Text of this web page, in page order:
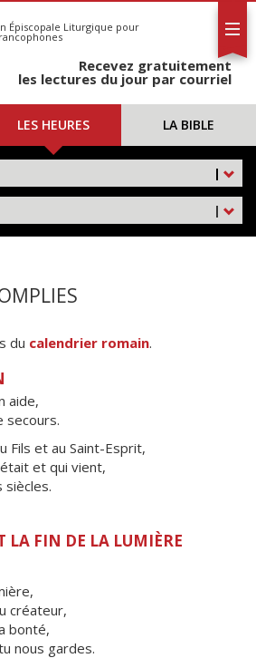
Épiscopale Liturgique pour
Recevez gratuitement
les lectures du jour par courriel
LES HEURES LA BIBLE
|
|
du calendrier romain.
aide,
secours.
Fils et au Saint-Esprit,
et qui vient,
siècles.
LA FIN DE LA LUMIÈRE
créateur,
bonté,
nous gardes.